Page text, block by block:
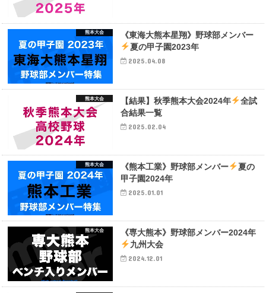
熊本大会
《東海大熊本星翔》野球部メンバー
夏の甲子園2023年
2025.04.08
熊本大会 【結果】秋季熊本大会2024年
全試
合結果一覧
2025.02.04
熊本大会 《熊本工業》野球部メンバー
夏の
甲子園2024年
2025.01.01
熊本大会
《専大熊本》野球部メンバー2024年
九州大会
2024.12.01